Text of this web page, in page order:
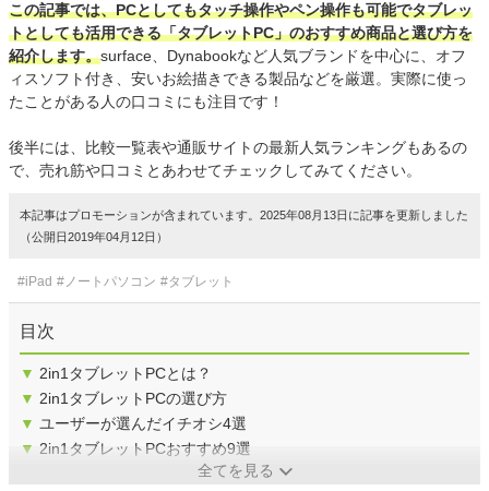
この記事では、PCとしてもタッチ操作やペン操作も可能でタブレッ
トとしても活用できる「タブレットPC」のおすすめ商品と選び方を
紹介します。surface、Dynabookなど人気ブランドを中心に、オフ
ィスソフト付き、安いお絵描きできる製品などを厳選。実際に使っ
たことがある人の口コミにも注目です！
後半には、比較一覧表や通販サイトの最新人気ランキングもあるの
で、売れ筋や口コミとあわせてチェックしてみてください。
本記事はプロモーションが含まれています。2025年08月13日に記事を更新しました
（公開日2019年04月12日）
#iPad #ノートパソコン #タブレット
目次
▼ 2in1タブレットPCとは？
▼ 2in1タブレットPCの選び方
▼ ユーザーが選んだイチオシ4選
▼ 2in1タブレットPCおすすめ9選
全てを見る